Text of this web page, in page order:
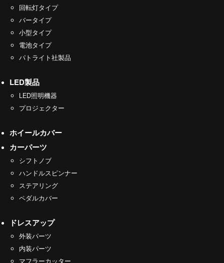
回転灯タイプ
バータイプ
小型タイプ
電池タイプ
パトライト社製品
LED製品
LED照明機器
プロジェクター
ホイールカバー
カーパーツ
シフトノブ
ハンドルスピンナー
ステアリング
ペダルカバー
ドレスアップ
外装パーツ
内装パーツ
マフラーカッター